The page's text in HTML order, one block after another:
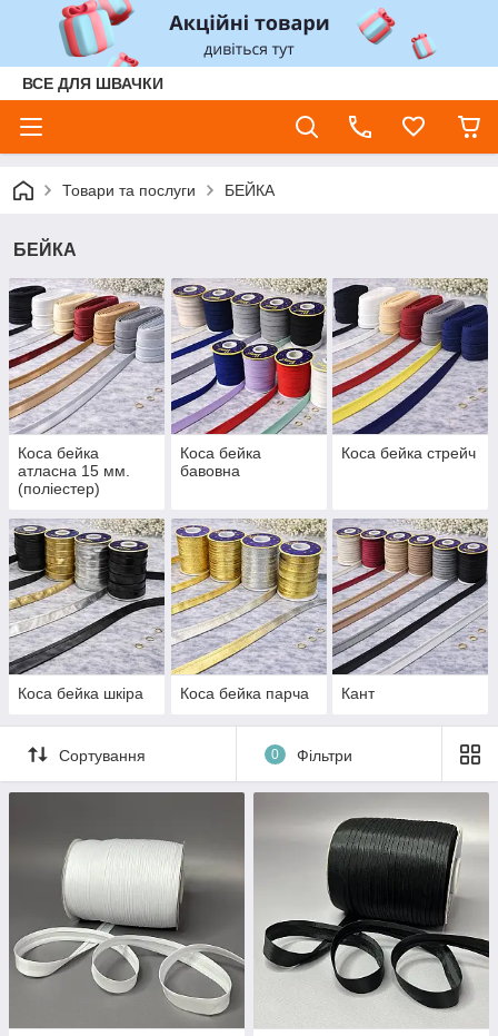
ВСЕ ДЛЯ ШВАЧКИ
Товари та послуги БЕЙКА
БЕЙКА
Коса бейка
атласна 15 мм.
(поліестер)
Коса бейка
бавовна
Коса бейка стрейч
Коса бейка шкіра Коса бейка парча Кант
Сортування 0 Фільтри